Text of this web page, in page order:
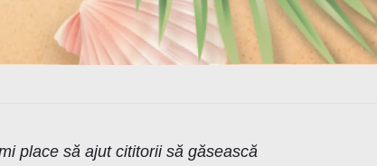
place să ajut cititorii să găsească